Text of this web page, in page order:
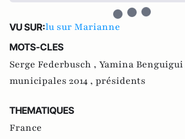
VU SUR:lu sur Marianne
MOTS-CLES
Serge Federbusch , Yamina Benguigui
municipales 2014 , présidents
THEMATIQUES
France